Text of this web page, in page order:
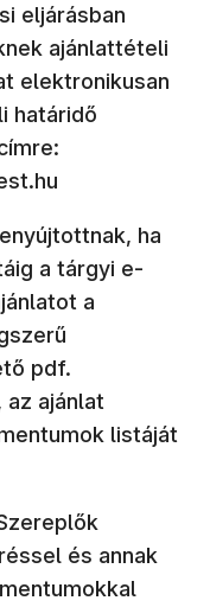
eljárásban
ajánlattételi
elektronikusan
határidő
ha
a tárgyi e-
a
pdf.
ajánlat
listáját
és annak